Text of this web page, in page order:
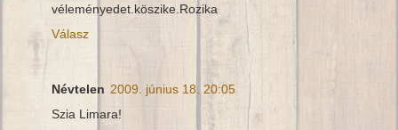
véleményedet.köszike.Rozika
Válasz
Névtelen 2009. június 18. 20:05
Szia Limara!